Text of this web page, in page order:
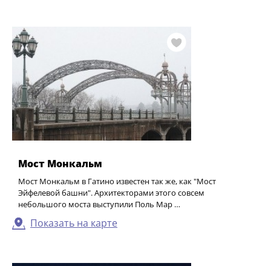
Мост Монкальм
Мост Монкальм в Гатино известен так же, как "Мост
Эйфелевой башни". Архитекторами этого совсем
небольшого моста выступили Поль Мар …
Показать на карте